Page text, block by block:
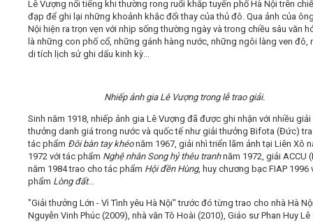
Liên hệ - Đăng ký
Lê Vượng nổi tiếng khi thường rong ruổi khắp tuyến phố Hà Nội trên
đạp để ghi lại những khoảnh khắc đổi thay của thủ đô. Qua ảnh của
Nội hiện ra trọn vẹn với nhịp sống thường ngày và trong chiều sâu văn
là những con phố cổ, những gánh hàng nước, những ngôi làng ven đô,
di tích lịch sử ghi dấu kinh kỳ...
Nhiếp ảnh gia Lê Vượng trong lễ trao giải.
Sinh năm 1918, nhiếp ảnh gia Lê Vượng đã được ghi nhận với nhiều giải
thưởng danh giá trong nước và quốc tế như giải thưởng Bifota (Đức)
tác phẩm Đôi bàn tay khéonăm 1967, giải nhì triển lãm ảnh tại Liên Xô
1972 với tác phẩm Nghệ nhân Song hỷ thêu tranhnăm 1972, giải ACCU
năm 1984 trao cho tác phẩm Hội đền Hùng, huy chương bạc FIAP 1996
phẩm Lòng đất...
"Giải thưởng Lớn - Vì Tình yêu Hà Nội" trước đó từng trao cho nhà Hà
Nguyễn Vinh Phúc (2009), nhà văn Tô Hoài (2010), Giáo sư Phan Huy Lê